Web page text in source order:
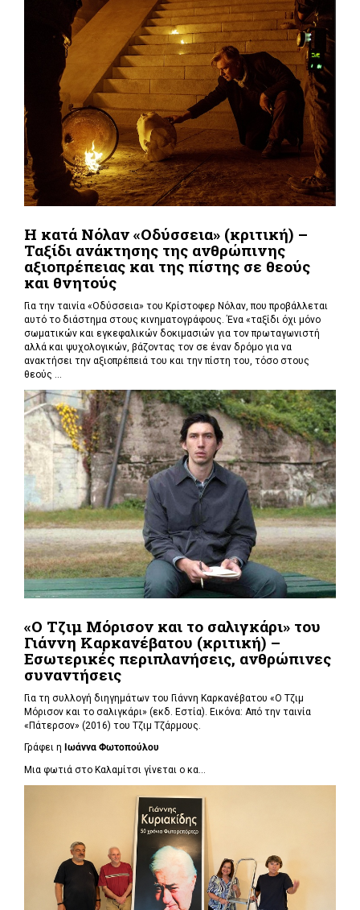
Η κατά Νόλαν «Οδύσσεια» (κριτική) –
Ταξίδι ανάκτησης της ανθρώπινης
αξιοπρέπειας και της πίστης σε θεούς
και θνητούς
Για την ταινία «Οδύσσεια» του Κρίστοφερ Νόλαν,που προβάλλεται
αυτό το διάστημα στους κινηματογράφους. Ένα «ταξίδι όχι μόνο
σωματικών και εγκεφαλικών δοκιμασιών για τον πρωταγωνιστή
αλλά και ψυχολογικών, βάζοντας τον σε έναν δρόμο για να
ανακτήσει την αξιοπρέπειά του και την πίστη του, τόσο στους
θεούς ...
«Ο Τζιμ Μόρισον και το σαλιγκάρι» του
Γιάννη Καρκανέβατου (κριτική) –
Εσωτερικές περιπλανήσεις, ανθρώπινες
συναντήσεις
Για τη συλλογή διηγημάτων του Γιάννη Καρκανέβατου «Ο Τζιμ
Μόρισον και το σαλιγκάρι» (εκδ. Εστία). Εικόνα: Από την ταινία
«Πάτερσον» (2016) του Τζιμ Τζάρμους.
Γράφει η Ιωάννα Φωτοπούλου
Μια φωτιά στο Καλαμίτσι γίνεται ο κα...